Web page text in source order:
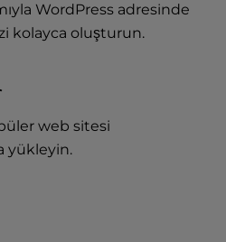
WordPress adresinde
kolayca oluşturun.
web sitesi
yükleyin.